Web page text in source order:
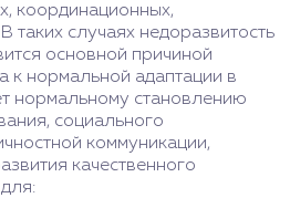
координационных,
таких случаях недоразвитость
основной причиной
к нормальной адаптации в
нормальному становлению
социального
коммуникации,
качественного